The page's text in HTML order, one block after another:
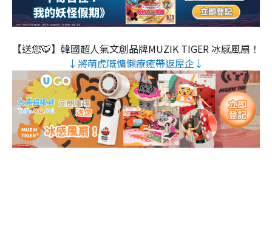
【送您🐯】韓國超人氣文創品牌MUZIK TIGER 冰感風扇！
↓將萌虎嘅慵懶療癒帶返屋企↓